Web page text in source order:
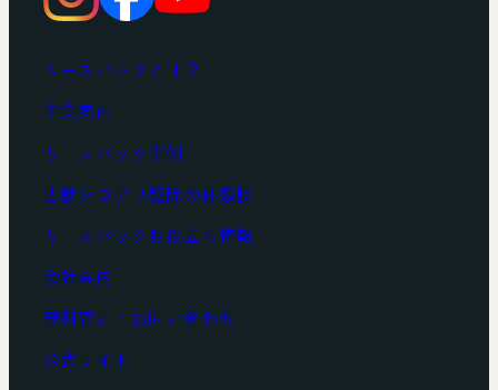
リースバックとは？
事業案内
リースバック事例
害獣シロアリ駆除の体験談
リースバックお役立ち情報
会社案内
無料査定・お問い合わせ
公式サイト